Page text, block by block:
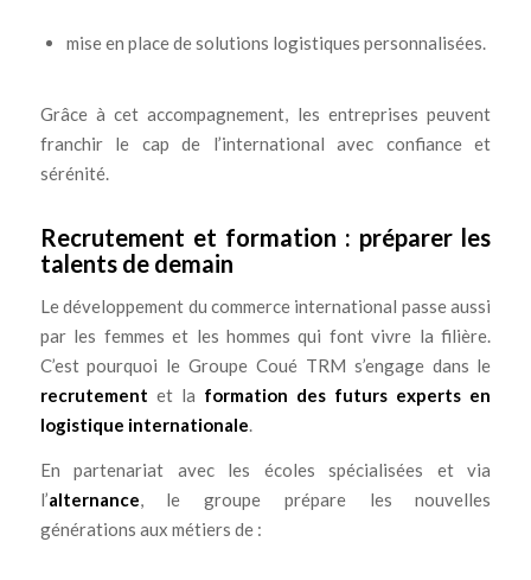
mise en place de solutions logistiques personnalisées.
Grâce à cet accompagnement, les entreprises peuvent
franchir le cap de l’international avec confiance et
sérénité.
Recrutement et formation : préparer les
talents de demain
Le développement du commerce international passe aussi
par les femmes et les hommes qui font vivre la filière.
C’est pourquoi le Groupe Coué TRM s’engage dans le
recrutement et la formation des futurs experts en
logistique internationale.
En partenariat avec les écoles spécialisées et via
l’alternance, le groupe prépare les nouvelles
générations aux métiers de :